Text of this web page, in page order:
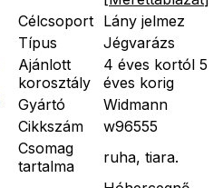
Célcsoport Lány jelmez
Típus
Jégvarázs
Ajánlott
korosztály
4 éves kortól 5
éves korig
Gyártó
Widmann
Cikkszám
w96555
Csomag
tartalma
ruha, tiara.